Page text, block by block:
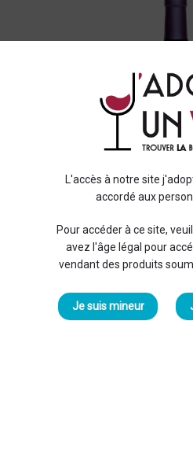
L'accès à notre site
accordé aux
Pour accéder à ce site,
avez l'âge légal pour
vendant des produits
Je suis mineur